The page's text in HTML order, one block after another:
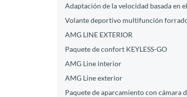
Adaptación de la velocidad basada en
Volante deportivo multifunción
AMG LINE EXTERIOR
Paquete de confort KEYLESS-GO
AMG Line interior
AMG Line exterior
Paquete de aparcamiento con cámara